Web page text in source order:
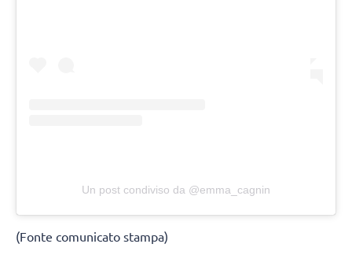
Un post condiviso da @emma_cagnin
(Fonte comunicato stampa)